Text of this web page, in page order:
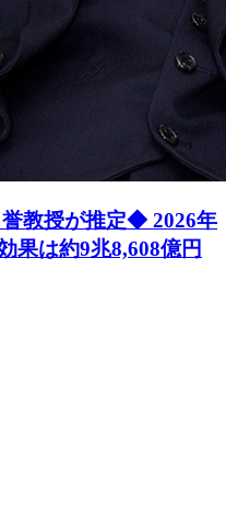
教授が推定◆ 2026年
果は約9兆8,608億円